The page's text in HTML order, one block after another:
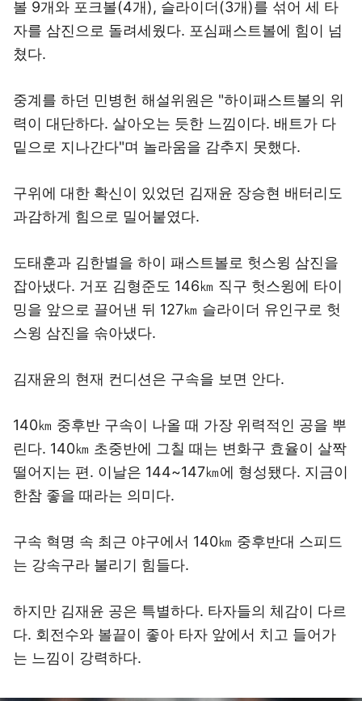
볼 9개와 포크볼(4개), 슬라이더(3개)를 섞어 세 타
자를 삼진으로 돌려세웠다. 포심패스트볼에 힘이 넘
쳤다.
중계를 하던 민병헌 해설위원은 "하이패스트볼의 위
력이 대단하다. 살아오는 듯한 느낌이다. 배트가 다
밑으로 지나간다"며 놀라움을 감추지 못했다.
구위에 대한 확신이 있었던 김재윤 장승현 배터리도
과감하게 힘으로 밀어붙였다.
도태훈과 김한별을 하이 패스트볼로 헛스윙 삼진을
잡아냈다. 거포 김형준도 146㎞ 직구 헛스윙에 타이
밍을 앞으로 끌어낸 뒤 127㎞ 슬라이더 유인구로 헛
스윙 삼진을 솎아냈다.
김재윤의 현재 컨디션은 구속을 보면 안다.
140㎞ 중후반 구속이 나올 때 가장 위력적인 공을 뿌
린다. 140㎞ 초중반에 그칠 때는 변화구 효율이 살짝
떨어지는 편. 이날은 144~147㎞에 형성됐다. 지금이
한참 좋을 때라는 의미다.
구속 혁명 속 최근 야구에서 140㎞ 중후반대 스피드
는 강속구라 불리기 힘들다.
하지만 김재윤 공은 특별하다. 타자들의 체감이 다르
다. 회전수와 볼끝이 좋아 타자 앞에서 치고 들어가
는 느낌이 강력하다.